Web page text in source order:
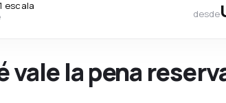
1 escala
desde
vale la pena